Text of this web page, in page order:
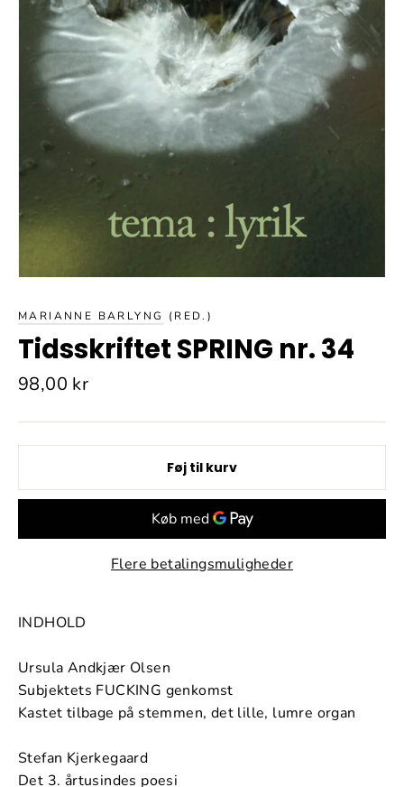
MARIANNE BARLYNG (RED.)
Tidsskriftet SPRING nr. 34
Normalpris
98,00 kr
Føj til kurv
Flere betalingsmuligheder
INDHOLD
Ursula Andkjær Olsen
Subjektets FUCKING genkomst
Kastet tilbage på stemmen, det lille, lumre organ
Stefan Kjerkegaard
Det 3. årtusindes poesi